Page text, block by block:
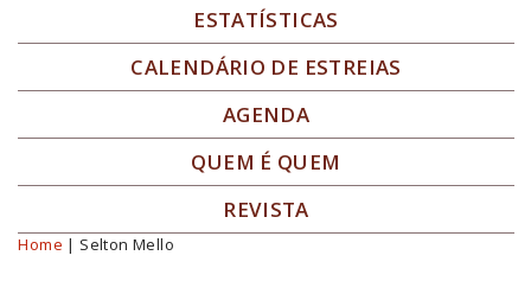
ESTATÍSTICAS
CALENDÁRIO DE ESTREIAS
AGENDA
QUEM É QUEM
REVISTA
Você está aqui
Home | Selton Mello